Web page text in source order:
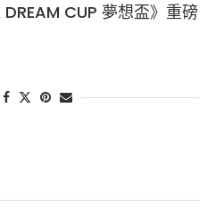
CUP 夢想盃》重磅